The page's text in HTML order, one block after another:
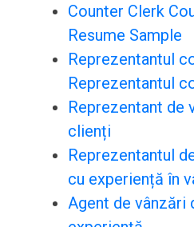
Counter Clerk
Resume Sample
Reprezentantul
Reprezentantul
Reprezentant de
clienți
Reprezentantul
cu experiență în
Agent de vânzări